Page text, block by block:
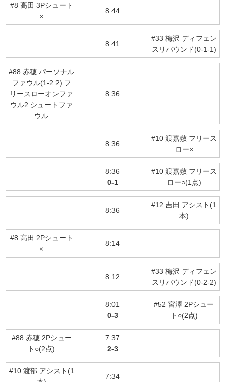
#8 高田 3Pシュート
×
8:44
8:41
#33 梅沢 ディフェン
スリバウンド(0-1-1)
#88 赤穂 パーソナル
ファウル(1-2:2) フ
リースローオンファ
ウル2 シュートファ
ウル
8:36
8:36
#10 渡嘉敷 フリース
ロー×
8:36
0-1
#10 渡嘉敷 フリース
ロー○(1点)
8:36
#12 吉田 アシスト(1
本)
#8 高田 2Pシュート
×
8:14
8:12
#33 梅沢 ディフェン
スリバウンド(0-2-2)
8:01
0-3
#52 宮澤 2Pシュー
ト○(2点)
#88 赤穂 2Pシュー
ト○(2点)
7:37
2-3
#10 渡部 アシスト(1
7:34